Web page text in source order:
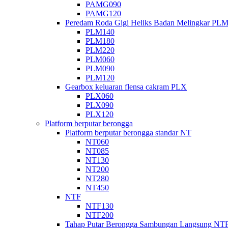
PAMG090
PAMG120
Peredam Roda Gigi Heliks Badan Melingkar PLM
PLM140
PLM180
PLM220
PLM060
PLM090
PLM120
Gearbox keluaran flensa cakram PLX
PLX060
PLX090
PLX120
Platform berputar berongga
Platform berputar berongga standar NT
NT060
NT085
NT130
NT200
NT280
NT450
NTF
NTF130
NTF200
Tahap Putar Berongga Sambungan Langsung